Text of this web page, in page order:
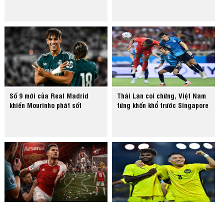
Số 9 mới của Real Madrid
khiến Mourinho phát sốt
Thái Lan coi chừng, Việt Nam
từng khốn khổ trước Singapore